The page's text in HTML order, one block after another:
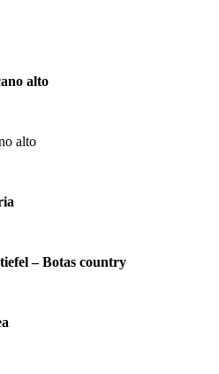
alto
alto
– Botas country